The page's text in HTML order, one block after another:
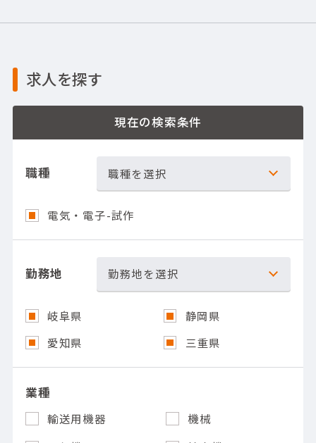
求人を探す
現在の検索条件
職種 職種を選択
電気・電子-試作
勤務地 勤務地を選択
岐阜県
静岡県
愛知県
三重県
業種
輸送用機器
機械